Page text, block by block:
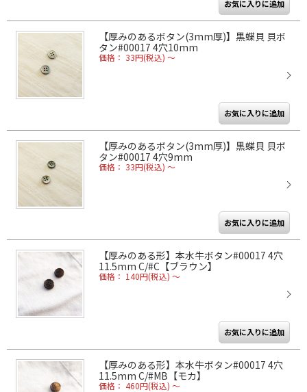
【厚みのあるボタン(3mm厚)】黒蝶貝 貝ボ
タン#00017 4穴10mm
価格： 33円(税込) ～
【厚みのあるボタン(3mm厚)】黒蝶貝 貝ボ
タン#00017 4穴9mm
価格： 33円(税込) ～
【厚みのある形】本水牛ボタン#00017 4穴
11.5mm C/#C【ブラウン】
価格： 140円(税込) ～
【厚みのある形】本水牛ボタン#00017 4穴
11.5mm C/#MB【モカ】
価格： 460円(税込) ～